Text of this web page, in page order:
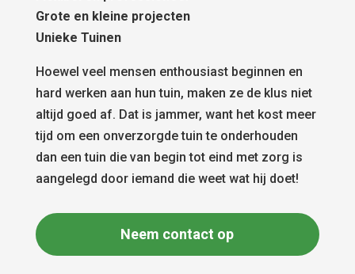
Grote en kleine projecten
Unieke Tuinen
Hoewel veel mensen enthousiast beginnen en
hard werken aan hun tuin, maken ze de klus niet
altijd goed af. Dat is jammer, want het kost meer
tijd om een onverzorgde tuin te onderhouden
dan een tuin die van begin tot eind met zorg is
aangelegd door iemand die weet wat hij doet!
Neem contact op